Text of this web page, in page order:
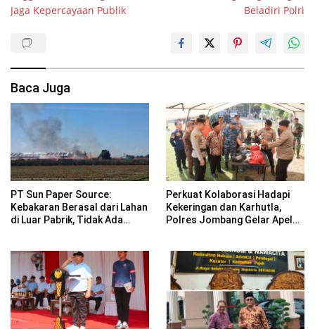
Jaga Kepercayaan Publik
Beladiri Polri
Baca Juga
PT Sun Paper Source:
Kebakaran Berasal dari Lahan
di Luar Pabrik, Tidak Ada
Perkuat Kolaborasi Hadapi
Kekeringan dan Karhutla,
Polres Jombang Gelar Apel